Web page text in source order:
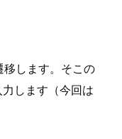
します。そこの
します（今回は